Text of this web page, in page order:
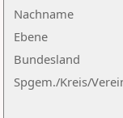
Nachname
Ebene
Bundesland
Spgem./Kreis/